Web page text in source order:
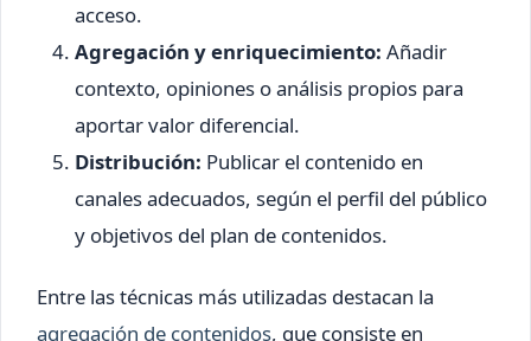
acceso.
Agregación y enriquecimiento: Añadir
contexto, opiniones o análisis propios para
aportar valor diferencial.
Distribución: Publicar el contenido en
canales adecuados, según el perfil del público
y objetivos del plan de contenidos.
Entre las técnicas más utilizadas destacan la
agregación de contenidos, que consiste en